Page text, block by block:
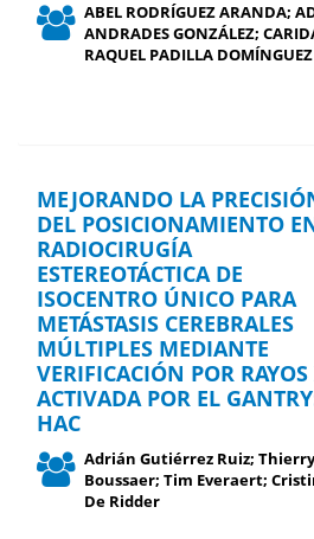
ABEL RODRÍGUEZ ARANDA;
ANDRADES GONZÁLEZ;
RAQUEL PADILLA DOMÍNGUEZ
MEJORANDO LA
DEL POSICIONAMIENTO
RADIOCIRUGÍA
ESTEREOTÁCTICA DE
ISOCENTRO ÚNICO PARA
METÁSTASIS CEREBRALES
MÚLTIPLES MEDIANTE
VERIFICACIÓN POR RAYOS
ACTIVADA POR EL
HAC
Adrián Gutiérrez Ruiz;
Boussaer; Tim Everaert;
De Ridder